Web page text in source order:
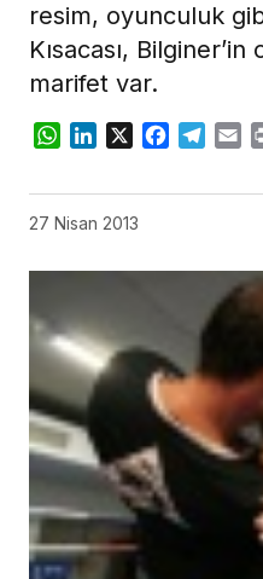
resim, oyunculuk
Kısacası,
marifet var.
WhatsApp
LinkedIn
X Facebook
27 Nisan 2013